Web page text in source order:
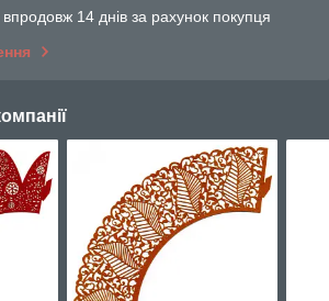
14 днів за рахунок покупця